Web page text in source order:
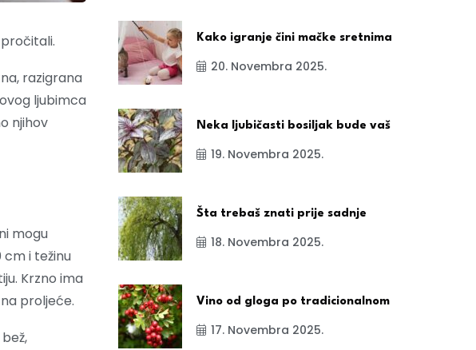
razigrana
ljubimca
njihov
mogu
cm i težinu
Krzno ima
proljeće.
Kako igranje čini mačke sretnima
20. Novembra 2025.
Neka ljubičasti bosiljak bude vaš
19. Novembra 2025.
Šta trebaš znati prije sadnje
18. Novembra 2025.
Vino od gloga po tradicionalnom
17. Novembra 2025.